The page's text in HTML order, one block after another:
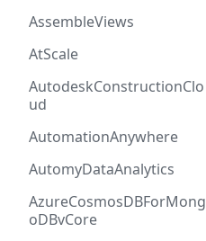
AssembleViews
AtScale
AutodeskConstructionClo
ud
AutomationAnywhere
AutomyDataAnalytics
AzureCosmosDBForMong
oDBvCore